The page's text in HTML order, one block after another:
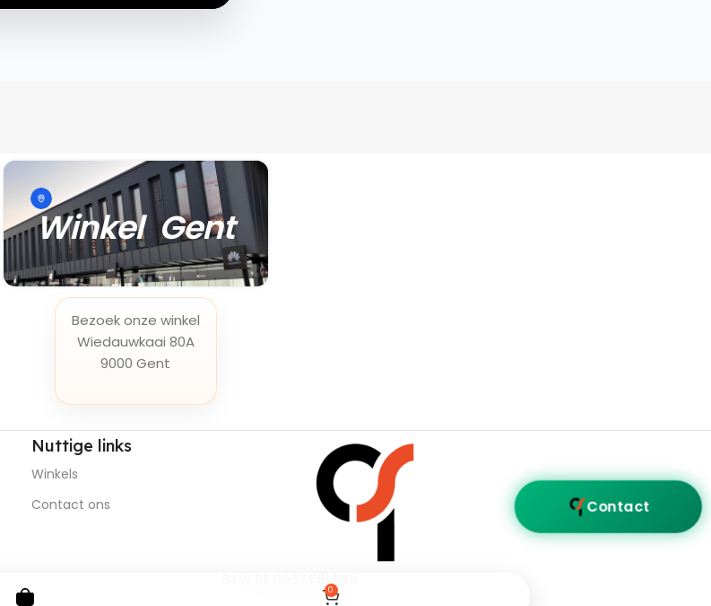
Winkel Gent
Bezoek onze winkel
Wiedauwkaai 80A
9000 Gent
Nuttige links
Winkels
Contact ons
BTW BE 0537.681.985
0
Contact